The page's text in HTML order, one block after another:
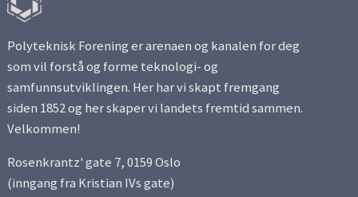
Side 4
Side 5
Side 7
Polyteknisk Forening er arenaen og kanalen for deg
som vil forstå og forme teknologi- og
samfunnsutviklingen. Her har vi skapt fremgang
siden 1852 og her skaper vi landets fremtid sammen.
Velkommen!
Rosenkrantz' gate 7, 0159 Oslo
(inngang fra Kristian IVs gate)